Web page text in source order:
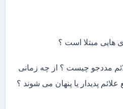
هایی مبتلا است ؟
مددجو چیست ؟ از چه زمانی
علائم پدیدار یا پنهان می شوند ؟